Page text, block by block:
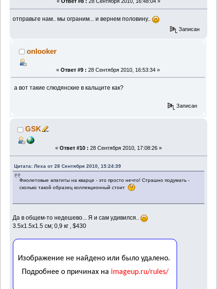
« Ответ #8 : 28 Сентября 2010, 16:48:04 »
отправьте нам.. мы ограним... и вернем половину..
Записан
onlooker
« Ответ #9 : 28 Сентября 2010, 16:53:34 »
а вот такие слюдянские в кальците как?
Записан
GSK
« Ответ #10 : 28 Сентября 2010, 17:08:26 »
Цитата: Леха от 28 Сентября 2010, 15:24:39
Фиолетовые апатиты на кварце - это просто нечто! Страшно подумать -
сколько такой образец коллекционный стоит
Да в общем-то недешево... Я и сам удивился..
3.5x1.5x1.5 см; 0,9 кг , $430